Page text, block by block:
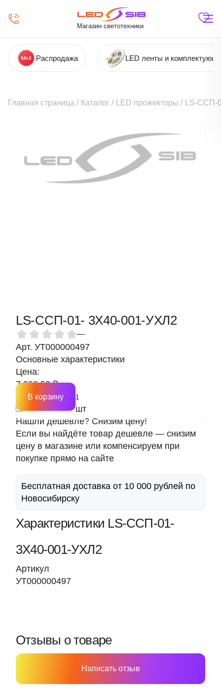
Магазин светотехники
Распродажа LED ленты и
Главная страница / Каталог / LED прожекторы / LS-ССП-
LS-ССП-01- 3Х40-001-УХЛ2
—
Арт. УТ000000497
Основные характеристики
Цена:
7 966.50 ₽
шт
В корзину
Нашли дешевле? Снизим цену!
Если вы найдёте товар дешевле — снизим
цену в магазине или компенсируем при
покупке прямо на сайте
Бесплатная доставка от 10 000 рублей по
Новосибирску
Характеристики LS-ССП-01-
3Х40-001-УХЛ2
Артикул
УТ000000497
Отзывы о товаре
Написать отзыв